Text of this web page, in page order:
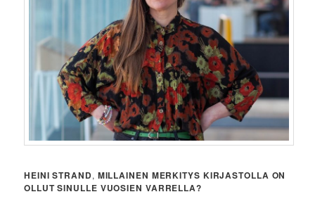
HEINI STRAND, MILLAINEN MERKITYS KIRJASTOLLA ON
OLLUT SINULLE VUOSIEN VARRELLA?